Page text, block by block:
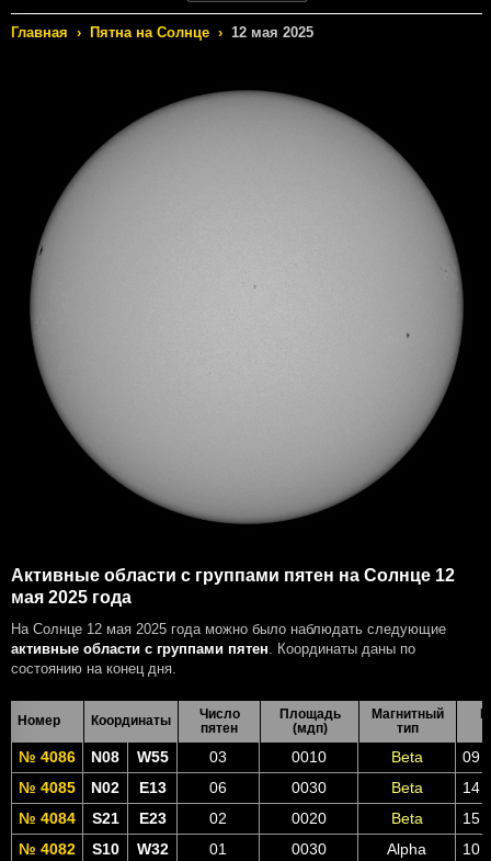
Главная › Пятна на Солнце › 12 мая 2025
Активные области с группами пятен на Солнце 12
мая 2025 года
На Солнце 12 мая 2025 года можно было наблюдать следующие
активные области с группами пятен . Координаты даны по
состоянию на конец дня.
Номер Координаты
Число
пятен
Площадь
(мдп)
Магнитный
тип
В
№ 4086 N08 W55 03 0010 Beta
09
№ 4085
N02 E13 06 0030 Beta
14
№ 4084
S21 E23 02 0020 Beta
15
№ 4082
S10 W32 01 0030 Alpha
10